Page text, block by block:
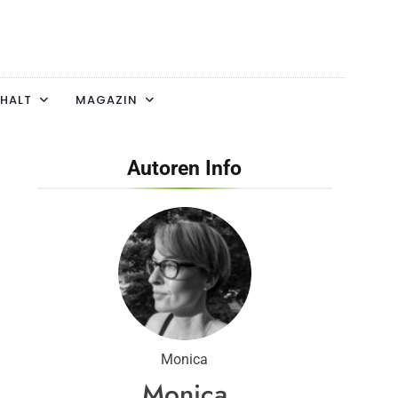
MAGAZIN
Autoren Info
Monica